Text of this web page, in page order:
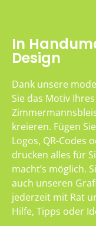
In
Design
Dank unsere
Sie das Motiv
kreieren. Fügen
Logos, QR-Codes
drucken alles für
macht’s möglich.
auch unseren
jederzeit mit Rat
Hilfe, Tipps oder